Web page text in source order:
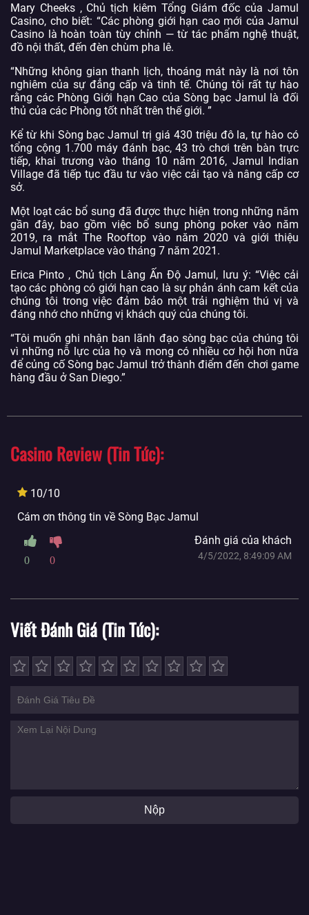
Mary Cheeks , Chủ tịch kiêm Tổng Giám đốc của Jamul
Casino, cho biết: “Các phòng giới hạn cao mới của Jamul
Casino là hoàn toàn tùy chỉnh — từ tác phẩm nghệ thuật,
đồ nội thất, đến đèn chùm pha lê.
“Những không gian thanh lịch, thoáng mát này là nơi tôn
nghiêm của sự đẳng cấp và tinh tế. Chúng tôi rất tự hào
rằng các Phòng Giới hạn Cao của Sòng bạc Jamul là đối
thủ của các Phòng tốt nhất trên thế giới. ”
Kể từ khi Sòng bạc Jamul trị giá 430 triệu đô la, tự hào có
tổng cộng 1.700 máy đánh bạc, 43 trò chơi trên bàn trực
tiếp, khai trương vào tháng 10 năm 2016, Jamul Indian
Village đã tiếp tục đầu tư vào việc cải tạo và nâng cấp cơ
sở.
Một loạt các bổ sung đã được thực hiện trong những năm
gần đây, bao gồm việc bổ sung phòng poker vào năm
2019, ra mắt The Rooftop vào năm 2020 và giới thiệu
Jamul Marketplace vào tháng 7 năm 2021.
Erica Pinto , Chủ tịch Làng Ấn Độ Jamul, lưu ý: “Việc cải
tạo các phòng có giới hạn cao là sự phản ánh cam kết của
chúng tôi trong việc đảm bảo một trải nghiệm thú vị và
đáng nhớ cho những vị khách quý của chúng tôi.
“Tôi muốn ghi nhận ban lãnh đạo sòng bạc của chúng tôi
vì những nỗ lực của họ và mong có nhiều cơ hội hơn nữa
để củng cố Sòng bạc Jamul trở thành điểm đến chơi game
hàng đầu ở San Diego.”
Casino Review (Tin Tức)
10/10
Cám ơn thông tin về Sòng Bạc Jamul
0 0
Đánh giá của khách
4/5/2022, 8:49:09 AM
Viết Đánh Giá (Tin Tức)
Nộp